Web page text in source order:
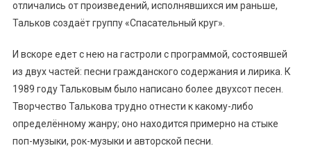
отличались от произведений, исполнявшихся им раньше,
Тальков создаёт группу «Спасательный круг».
И вскоре едет с нею на гастроли с программой, состоявшей
из двух частей: песни гражданского содержания и лирика. К
1989 году Тальковым было написано более двухсот песен.
Творчество Талькова трудно отнести к какому-либо
определённому жанру; оно находится примерно на стыке
поп-музыки, рок-музыки и авторской песни.